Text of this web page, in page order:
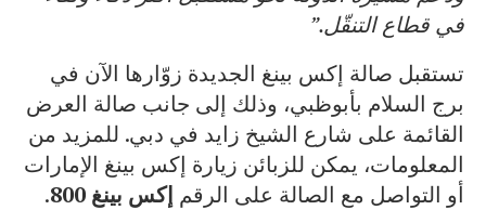
في قطاع التنقّل.”
تستقبل صالة إكس بينغ الجديدة زوّارها الآن في
برج السلام بأبوظبي، وذلك إلى جانب صالة العرض
القائمة على شارع الشيخ زايد في دبي. للمزيد من
المعلومات، يمكن للزبائن زيارة إكس بينغ الإمارات
أو التواصل مع الصالة على الرقم إكس بينغ 800 .